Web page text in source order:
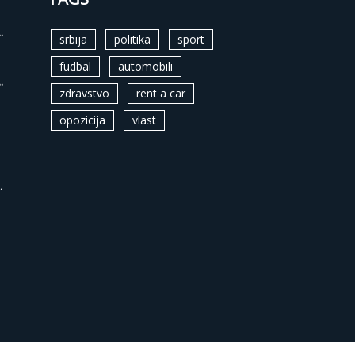
srbija politika
sport
fudbal
automobili
zdravstvo
rent a car
opozicija
vlast